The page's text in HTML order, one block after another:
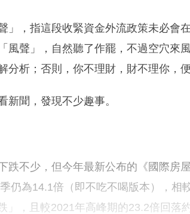
」，指這段收緊資金外流政策未必會
風聲」，自然聽了作罷，不過空穴來
分析；否則，你不理財，財不理你，
新聞，發現不少趣事。
跌不少，但今年最新公布的《國際房
仍為14.1倍（即不吃不喝版本），相
，且較2021年高峰期的23.2倍回落約